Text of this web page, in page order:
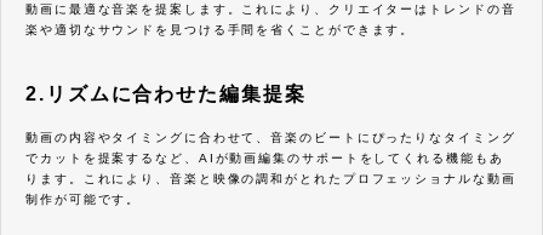
動画に最適な音楽を提案します。これにより、クリエイターはトレンドの音
楽や適切なサウンドを見つける手間を省くことができます。
2.リズムに合わせた編集提案
動画の内容やタイミングに合わせて、音楽のビートにぴったりなタイミング
でカットを提案するなど、AIが動画編集のサポートをしてくれる機能もあ
ります。これにより、音楽と映像の調和がとれたプロフェッショナルな動画
制作が可能です。